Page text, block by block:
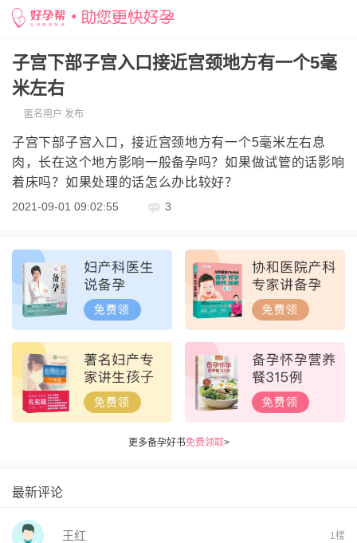
子宫下部子宫入口接近宫颈地方有一个5毫
米左右
匿名用户 发布
子宫下部子宫入口，接近宫颈地方有一个5毫米左右息
肉，长在这个地方影响一般备孕吗？如果做试管的话影响
着床吗？如果处理的话怎么办比较好？
2021-09-01 09:02:55 3
更多备孕好书免费领取>
最新评论
王红 1楼